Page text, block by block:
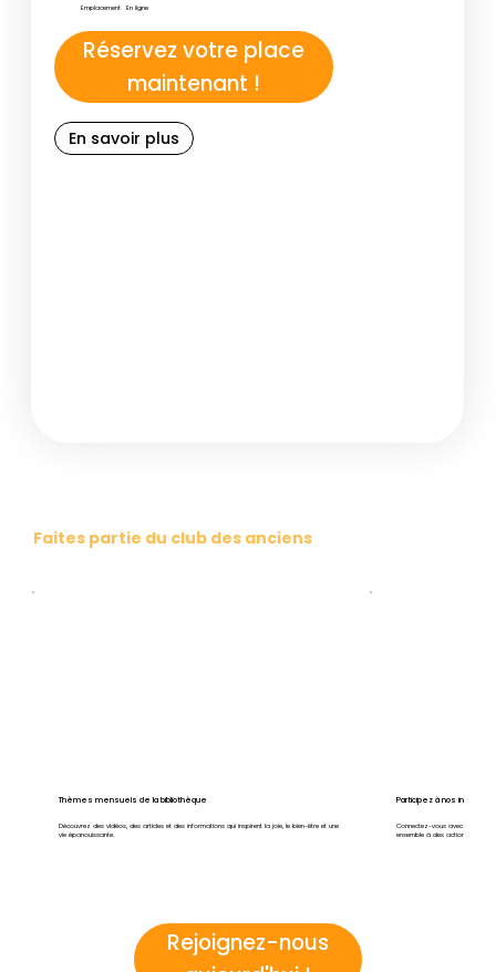
Emplacement En ligne
Réservez votre place
maintenant !
En savoir plus
Faites partie du club des anciens
Thèmes mensuels de la bibliothèque
Découvrez des vidéos, des articles et des informations qui inspirent la joie, le bien-être et une
vie épanouissante.
Participez à nos
Connectez-vous avec d’autres
ensemble à des actions
Rejoignez-nous